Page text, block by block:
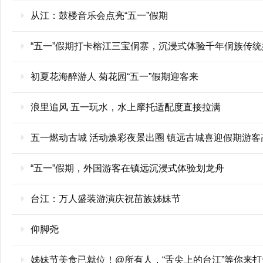
从江：鼓楼音乐会点亮“五一”假期
“五一”假期打卡榕江三宝侗寨，沉浸式体验千年侗族传
初夏花海醉游人 菊花园“五一”假期迎客来
浪里追风 五一玩水，水上摩托适配度直接拉满
五一燃动古城 活动焕彩夜景出圈 镇远古城喜迎假期游客
“五一”假期，外国游客在镇远沉浸式体验划龙舟
台江：万人盛装游演庆祝苗族姊妹节
仰脚尧
姊妹节美食已就位！@所有人，“舌尖上的台江”等你来